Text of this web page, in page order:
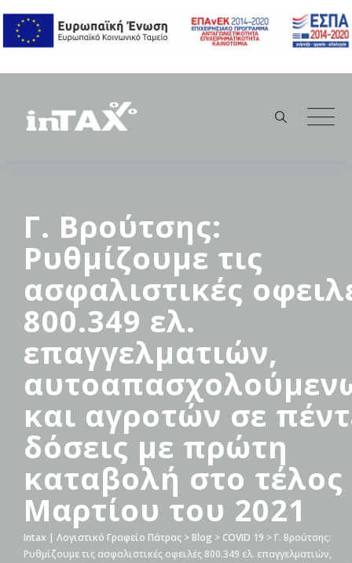
content
Γ. Βρούτσης:
Ρυθμίζουμε τις
ασφαλιστικές
800.349 ελ.
επαγγελματιών,
και αγροτών σε
δόσεις με πρώτη
καταβολή στο τέλος
Μαρτίου του 2021
Intax | Λογιστικό Γραφείο Πάτρας > Blog > COVID 19 > Γ. Βρούτσης:
Ρυθμίζουμε τις ασφαλιστικές οφειλές 800.349 ελ. επαγγελματιών,